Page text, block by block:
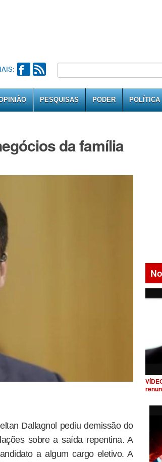
PESQUISAS PODER POLÍTICA
da família
Dallagnol pediu demissão do
sobre a saída repentina. A
a algum cargo eletivo. A